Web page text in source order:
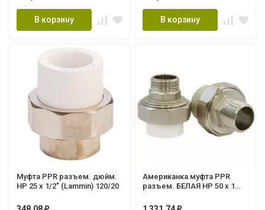
В корзину В корзину
Муфта PPR разъем. дюйм.
НР 25 х 1/2" (Lammin) 120/20
₽
Американка муфта PPR
разъем. БЕЛАЯ НР 50 х 1
₽